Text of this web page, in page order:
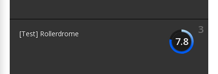
3
7.8
[Test] Rollerdrome